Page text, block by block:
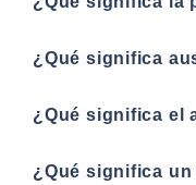
¿Qué significa
¿Qué significa el
¿Qué significa